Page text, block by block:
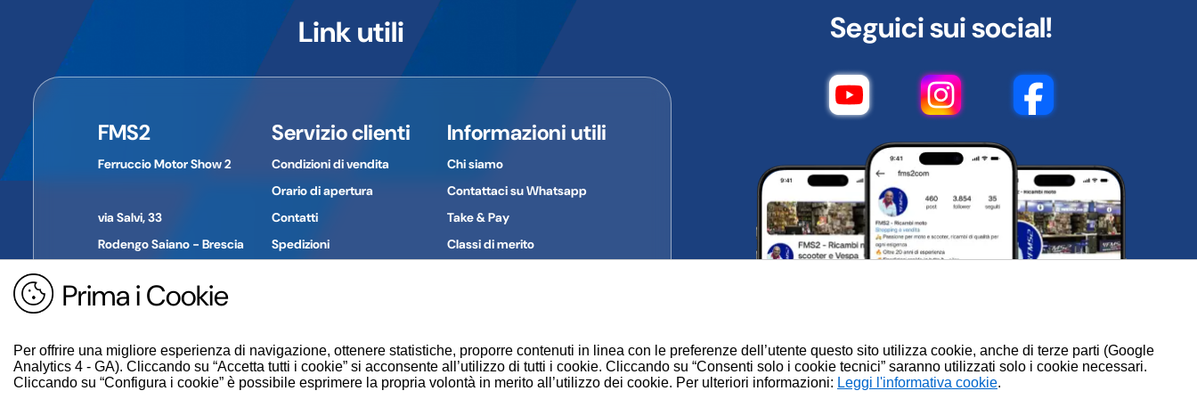
Prima i Cookie
Per offrire una migliore esperienza di navigazione, ottenere statistiche, proporre contenuti in linea con le preferenze dell’utente questo sito utilizza cookie, anche di terze parti (Google
Analytics 4 - GA). Cliccando su “Accetta tutti i cookie” si acconsente all’utilizzo di tutti i cookie. Cliccando su “Consenti solo i cookie tecnici” saranno utilizzati solo i cookie necessari.
Cliccando su “Configura i cookie” è possibile esprimere la propria volontà in merito all’utilizzo dei cookie. Per ulteriori informazioni:
.
Le immagini a volte possono differire in qualche particolare dal prodotto al quale si riferiscono.
Informazioni di contatto del produttore/importatore:
Nome dell'azienda:POLINI MOTORI SPA
Provincia:
Paese:Italia
Link utili
FMS2
Ferruccio Motor Show 2
via Salvi, 33
Rodengo Saiano - Brescia
Tel. +39 030 610774
Servizio clienti
Condizioni di vendita
Orario di apertura
Contatti
Spedizioni
Informazioni utili
Chi siamo
Contattaci su Whatsapp
Take & Pay
Classi di merito
Seguici sui social!